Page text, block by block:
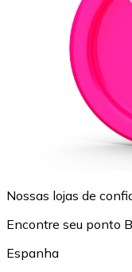
Nossas lojas de
Encontre seu ponto
Espanha